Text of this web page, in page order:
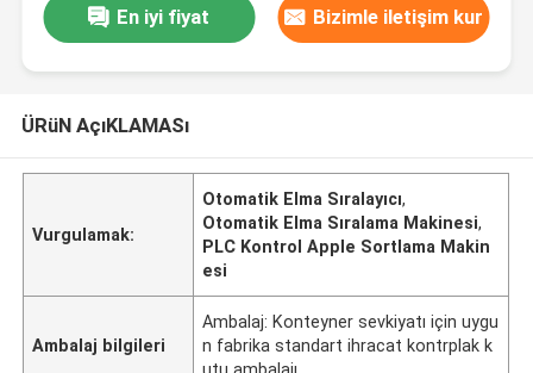
En iyi fiyat Bizimle iletişim kur
ÜRüN AçıKLAMASı
Vurgulamak:
Otomatik Elma Sıralayıcı,
Otomatik Elma Sıralama Makinesi,
PLC Kontrol Apple Sortlama Makin
esi
Ambalaj bilgileri
Ambalaj: Konteyner sevkiyatı için uygu
n fabrika standart ihracat kontrplak k
utu ambalajı.